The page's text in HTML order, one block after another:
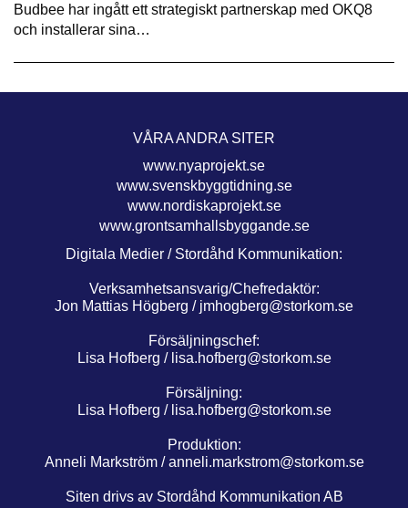
Budbee har ingått ett strategiskt partnerskap med OKQ8
och installerar sina…
VÅRA ANDRA SITER
www.nyaprojekt.se
www.svenskbyggtidning.se
www.nordiskaprojekt.se
www.grontsamhallsbyggande.se
Digitala Medier / Stordåhd Kommunikation:
Verksamhetsansvarig/Chefredaktör:
Jon Mattias Högberg / jmhogberg@storkom.se
Försäljningschef:
Lisa Hofberg / lisa.hofberg@storkom.se
Försäljning:
Lisa Hofberg / lisa.hofberg@storkom.se
Produktion:
Anneli Markström /anneli.markstrom@storkom.se
Siten drivs av Stordåhd Kommunikation AB